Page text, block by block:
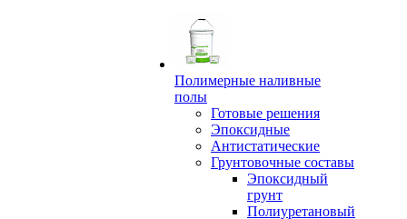
Полимерные наливные
полы
Готовые решения
Эпоксидные
Антистатические
Грунтовочные составы
Эпоксидный
грунт
Полиуретановый